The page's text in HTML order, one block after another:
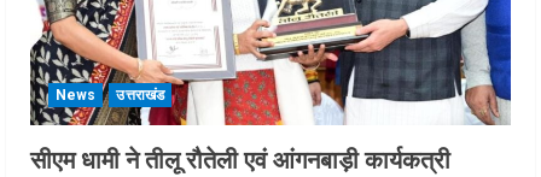
News उत्तराखंड
सीएम धामी ने तीलू रौतेली एवं आंगनबाड़ी कार्यकत्री